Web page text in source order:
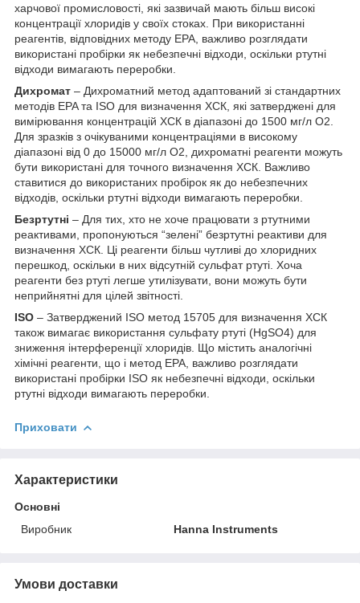
харчової промисловості, які зазвичай мають більш високі
концентрації хлоридів у своїх стоках. При використанні
реагентів, відповідних методу EPA, важливо розглядати
використані пробірки як небезпечні відходи, оскільки ртутні
відходи вимагають переробки.
Дихромат – Дихроматний метод адаптований зі стандартних
методів EPA та ISO для визначення ХСК, які затверджені для
вимірювання концентрацій ХСК в діапазоні до 1500 мг/л O2.
Для зразків з очікуваними концентраціями в високому
діапазоні від 0 до 15000 мг/л O2, дихроматні реагенти можуть
бути використані для точного визначення ХСК. Важливо
ставитися до використаних пробірок як до небезпечних
відходів, оскільки ртутні відходи вимагають переробки.
Безртутні – Для тих, хто не хоче працювати з ртутними
реактивами, пропонуються “зелені” безртутні реактиви для
визначення ХСК. Ці реагенти більш чутливі до хлоридних
перешкод, оскільки в них відсутній сульфат ртуті. Хоча
реагенти без ртуті легше утилізувати, вони можуть бути
неприйнятні для цілей звітності.
ISO – Затверджений ISO метод 15705 для визначення ХСК
також вимагає використання сульфату ртуті (HgSO4) для
зниження інтерференції хлоридів. Що містить аналогічні
хімічні реагенти, що і метод EPA, важливо розглядати
використані пробірки ISO як небезпечні відходи, оскільки
ртутні відходи вимагають переробки.
Приховати
Характеристики
Основні
Виробник
Hanna Instruments
Умови доставки